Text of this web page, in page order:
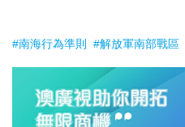
#南海行為準則 #解放軍南部戰區